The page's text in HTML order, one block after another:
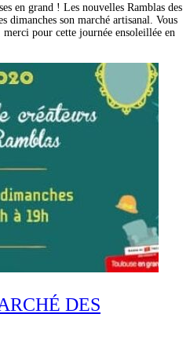
en grand ! Les nouvelles Ramblas des
dimanches son marché artisanal. Vous
pour cette journée ensoleillée en
DES